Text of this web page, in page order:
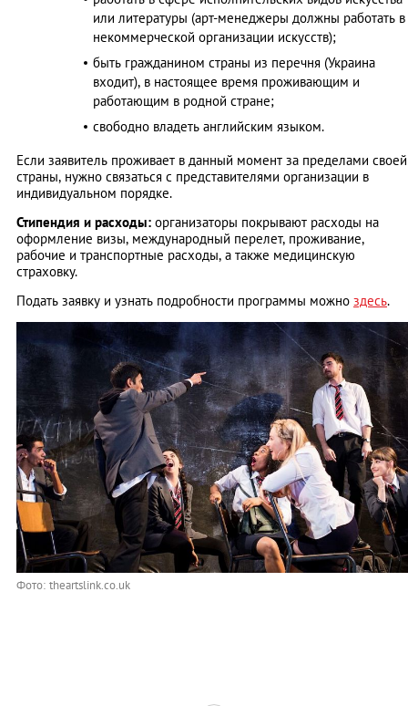
или литературы (арт-менеджеры должны работать в
некоммерческой организации искусств);
быть гражданином страны из перечня (Украина
входит), в настоящее время проживающим и
работающим в родной стране;
свободно владеть английским языком.
Если заявитель проживает в данный момент за пределами своей
страны, нужно связаться с представителями организации в
индивидуальном порядке.
Стипендия и расходы: организаторы покрывают расходы на
оформление визы, международный перелет, проживание,
рабочие и транспортные расходы, а также медицинскую
страховку.
Подать заявку и узнать подробности программы можно здесь.
Фото: theartslink.co.uk